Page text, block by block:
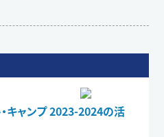
キャンプ 2023-2024の活